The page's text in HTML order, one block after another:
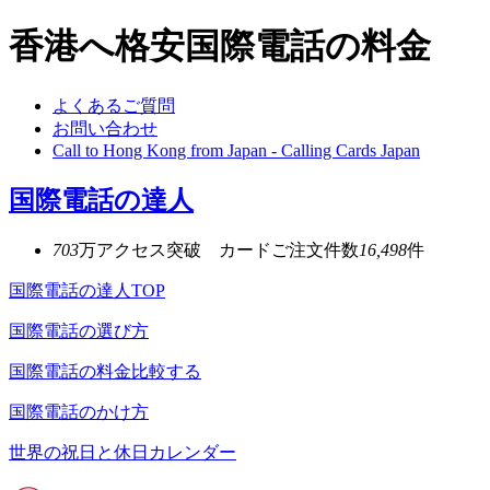
香港へ格安国際電話の料金
よくあるご質問
お問い合わせ
Call to Hong Kong from Japan - Calling Cards Japan
国際電話の達人
703万アクセス突破 カードご注文件数16,498件
国際電話の達人TOP
国際電話の選び方
国際電話の料金比較する
国際電話のかけ方
世界の祝日と休日カレンダー